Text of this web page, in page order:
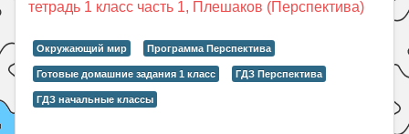
тетрадь 1 класс часть 1, Плешаков (Перспектива)
Окружающий мир Программа Перспектива
Готовые домашние задания 1 класс ГДЗ Перспектива
ГДЗ начальные классы